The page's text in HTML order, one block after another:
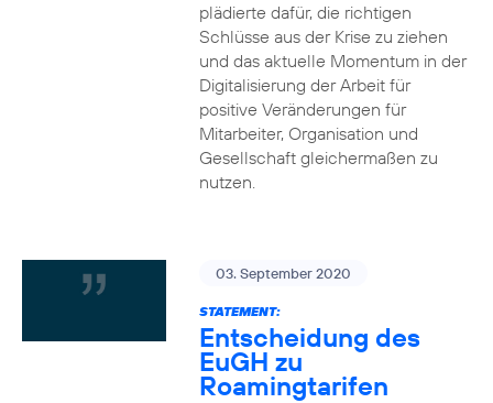
plädierte dafür, die richtigen
Schlüsse aus der Krise zu ziehen
und das aktuelle Momentum in der
Digitalisierung der Arbeit für
positive Veränderungen für
Mitarbeiter, Organisation und
Gesellschaft gleichermaßen zu
nutzen.
03. September 2020
STATEMENT:
Entscheidung des
EuGH zu
Roamingtarifen